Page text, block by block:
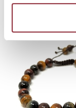
producto